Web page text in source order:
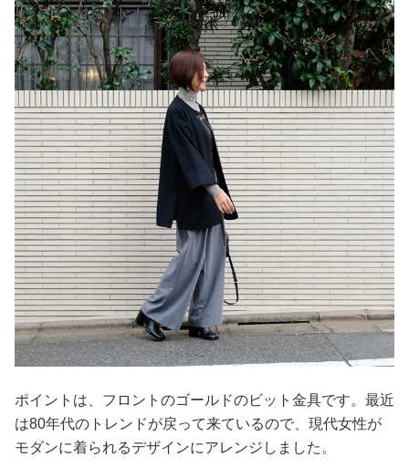
ポイントは、フロントのゴールドのビット金具です。最近
は80年代のトレンドが戻って来ているので、現代女性が
モダンに着られるデザインにアレンジしました。